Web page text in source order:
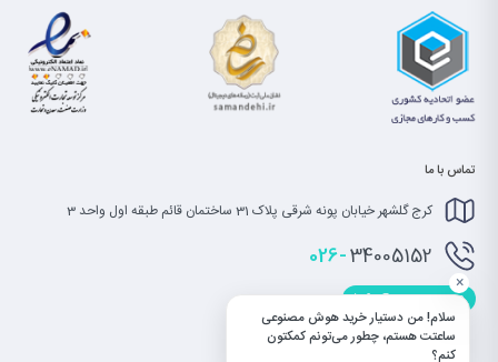
تماس با ما
کرج گلشهر خیابان پونه شرقی پلاک 31 ساختمان قائم طبقه اول واحد 3
026-34005152
info@saatet.com
سلام! من دستیار خرید هوش مصنوعی
ساعتت هستم، چطور می‌تونم کمکتون
کنم؟
×